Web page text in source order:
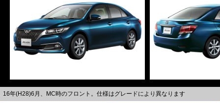
16年(H28)6月、MC時のフロント。仕様はグレードにより異なります